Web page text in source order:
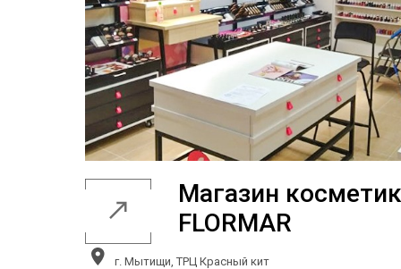
Магазин
FLORMAR
г. Мытищи, ТРЦ Красный кит